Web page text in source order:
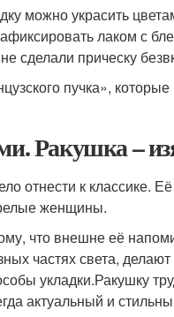
можно украсить
лаком с
сделали прическу
пучка»,
Ракушка –
отнести к классике.
женщины.
что внешне её
частях света,
укладки.Ракушку
актуальный и